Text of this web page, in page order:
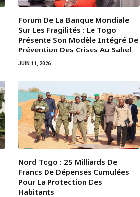
Forum De La Banque Mondiale
Sur Les Fragilités : Le Togo
Présente Son Modèle Intégré De
Prévention Des Crises Au Sahel
JUIN 11, 2026
Nord Togo : 25 Milliards De
Francs De Dépenses Cumulées
Pour La Protection Des
Habitants